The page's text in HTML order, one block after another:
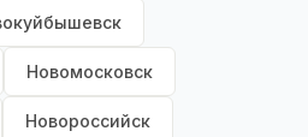
Новомосковск
Новороссийск